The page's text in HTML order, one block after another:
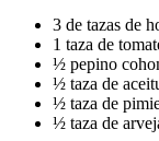
3 de tazas de
1 taza de
½ pepino
½ taza de
½ taza de
½ taza de